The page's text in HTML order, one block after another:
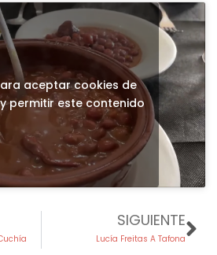
aceptar cookies de
permitir este contenido
SIGUIENTE
Lucía Freitas A Tafona